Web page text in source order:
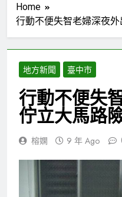
Home
行動不便失智老婦深夜
地方新聞 臺中市
行動不便失
佇立大馬路
榕嫻 9 年 Ago